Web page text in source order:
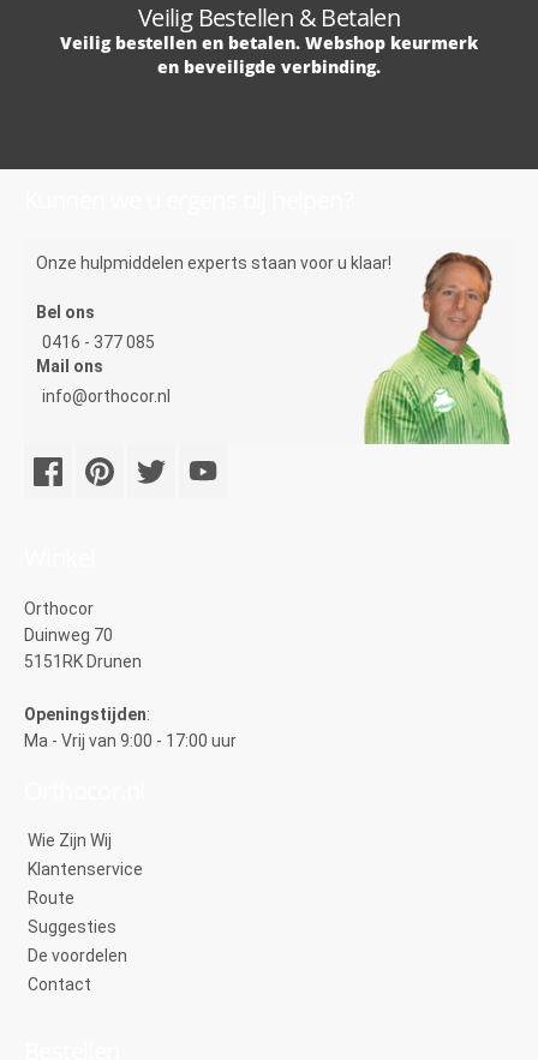
Veilig Bestellen & Betalen
Veilig bestellen en betalen. Webshop keurmerk
en beveiligde verbinding.
Onze hulpmiddelen experts staan voor u klaar!
Bel ons
0416 - 377 085
Mail ons
info@orthocor.nl
Orthocor
Duinweg 70
5151RK Drunen
Openingstijden:
Ma - Vrij van 9:00 - 17:00 uur
Wie Zijn Wij
Klantenservice
Route
Suggesties
De voordelen
Contact